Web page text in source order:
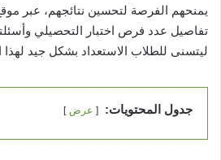
يمنحهم الفرصة لتحسين نتائجهم، عبر موقع
تفاصيل عدد فرص اختبار التحصيلي
ليتسنى للطلاب الاستعداد بشكل جيد لهذا
جدول المحتويات: عرض